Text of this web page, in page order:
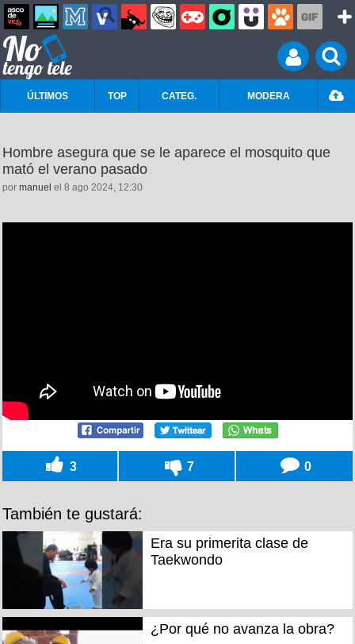
ÚLTIMOS TOP CATEG. MODERA
Hombre asegura que se le aparece el mosquito que
mató el verano pasado
por manuel el 8 ago 2024, 12:30
3 7 0
También te gustará:
Era su primerita clase de
Taekwondo
¿Por qué no avanza la obra?